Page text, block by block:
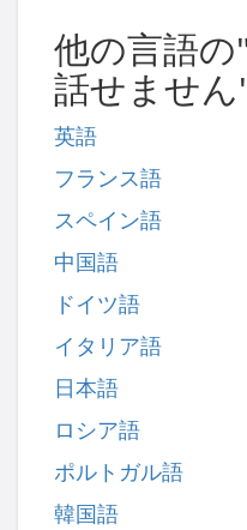
他の言語の
話せません
英語
フランス語
スペイン語
中国語
ドイツ語
イタリア語
日本語
ロシア語
ポルトガル語
韓国語